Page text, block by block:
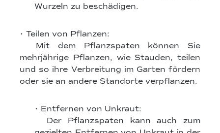
Wurzeln zu beschädigen.
• Teilen von Pflanzen:
Mit dem Pflanzspaten können Sie
mehrjährige Pflanzen, wie Stauden, teilen
und so ihre Verbreitung im Garten fördern
oder sie an andere Standorte verpflanzen.
• Entfernen von Unkraut:
Der Pflanzspaten kann auch zum